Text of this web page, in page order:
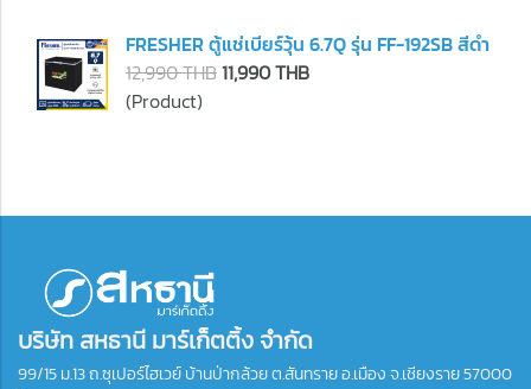
FRESHER ตู้แช่เบียร์วุ้น 6.7Q รุ่น FF-192SB สีดำ
12,990 THB11,990 THB
(Product)
บริษัท สหธานี มาร์เก็ตติ้ง จำกัด
99/15 ม.13 ถ.ซุเปอร์ไฮเวย์ บ้านป่ากล้วย ต.สันทราย อ.เมือง จ.เชียงราย 57000